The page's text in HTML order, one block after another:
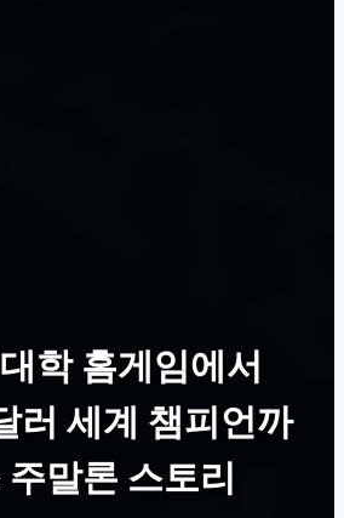
학 홈게임에서
러 세계 챔피언까
말론 스토리